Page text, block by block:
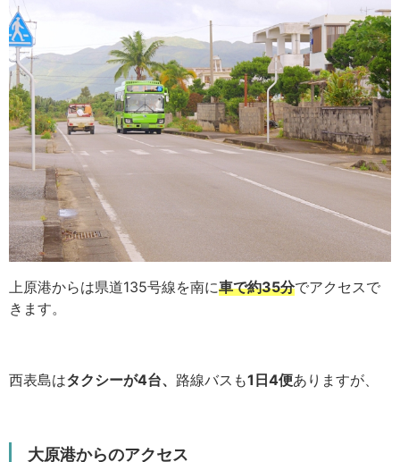
上原港からは県道135号線を南に車で約35分でアクセスで
きます。
西表島はタクシーが4台、 路線バスも1日4便ありますが、
大原港からのアクセス